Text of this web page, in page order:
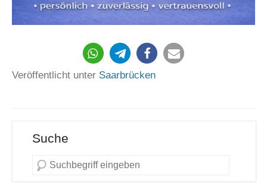
411
Veröffentlicht unter Saarbrücken
Suche